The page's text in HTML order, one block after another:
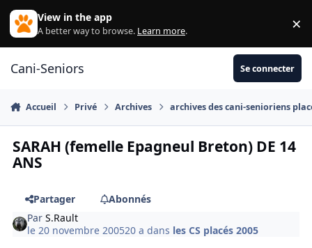
Aller au contenu
View in the app
A better way to browse. Learn more. ×
Cani-Seniors Se connecter
Accueil Privé Archives archives des cani-senioriens
SARAH (femelle Epagneul Breton) DE 14
ANS
Partager
Abonnés
ParS.Rault
le 20 novembre 200520 a dans les CS placés 2005